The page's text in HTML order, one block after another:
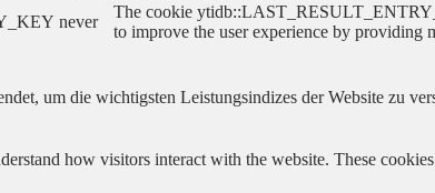
never
The cookie
to improve the user experience by providing
um die wichtigsten Leistungsindizes der Website zu
how visitors interact with the website. These